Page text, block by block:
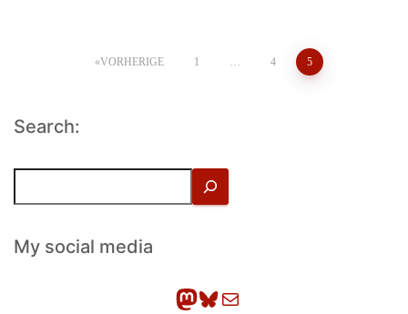
Seitennummerierung
VORHERIGE 1 4 5
Search:
h
eMy social media
Mastodon Bluesky E-Mail